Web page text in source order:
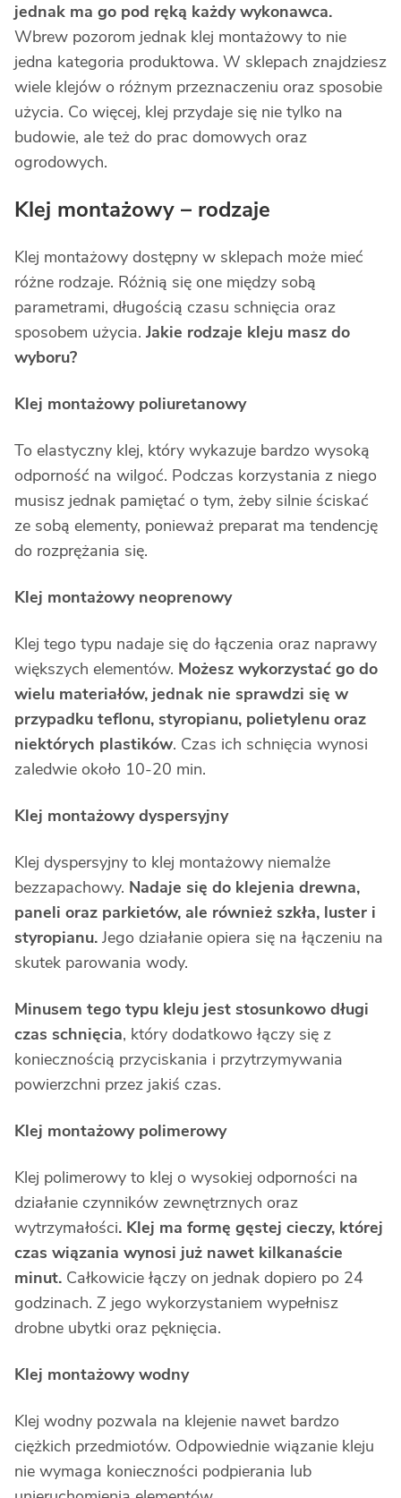
jednak ma go pod ręką każdy wykonawca.
Wbrew pozorom jednak klej montażowy to nie
jedna kategoria produktowa. W sklepach znajdziesz
wiele klejów o różnym przeznaczeniu oraz sposobie
użycia. Co więcej, klej przydaje się nie tylko na
budowie, ale też do prac domowych oraz
ogrodowych.
Klej montażowy – rodzaje
Klej montażowy dostępny w sklepach może mieć
różne rodzaje. Różnią się one między sobą
parametrami, długością czasu schnięcia oraz
sposobem użycia. Jakie rodzaje kleju masz do
wyboru?
Klej montażowy poliuretanowy
To elastyczny klej, który wykazuje bardzo wysoką
odporność na wilgoć. Podczas korzystania z niego
musisz jednak pamiętać o tym, żeby silnie ściskać
ze sobą elementy, ponieważ preparat ma tendencję
do rozprężania się.
Klej montażowy neoprenowy
Klej tego typu nadaje się do łączenia oraz naprawy
większych elementów. Możesz wykorzystać go do
wielu materiałów, jednak nie sprawdzi się w
przypadku teflonu, styropianu, polietylenu oraz
niektórych plastików. Czas ich schnięcia wynosi
zaledwie około 10-20 min.
Klej montażowy dyspersyjny
Klej dyspersyjny to klej montażowy niemalże
bezzapachowy. Nadaje się do klejenia drewna,
paneli oraz parkietów, ale również szkła, luster i
styropianu. Jego działanie opiera się na łączeniu na
skutek parowania wody.
Minusem tego typu kleju jest stosunkowo długi
czas schnięcia, który dodatkowo łączy się z
koniecznością przyciskania i przytrzymywania
powierzchni przez jakiś czas.
Klej montażowy polimerowy
Klej polimerowy to klej o wysokiej odporności na
działanie czynników zewnętrznych oraz
wytrzymałości. Klej ma formę gęstej cieczy, której
czas wiązania wynosi już nawet kilkanaście
minut. Całkowicie łączy on jednak dopiero po 24
godzinach. Z jego wykorzystaniem wypełnisz
drobne ubytki oraz pęknięcia.
Klej montażowy wodny
Klej wodny pozwala na klejenie nawet bardzo
ciężkich przedmiotów. Odpowiednie wiązanie kleju
nie wymaga konieczności podpierania lub